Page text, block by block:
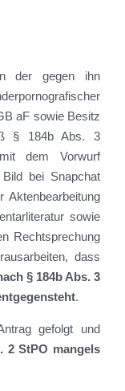
der gegen ihn
aF sowie Besitz
§ 184b Abs. 3
dem Vorwurf
bei Snapchat
Aktenbearbeitung
sowie
Rechtsprechung
dass
§ 184b Abs. 3
.
gefolgt und
2 StPO mangels